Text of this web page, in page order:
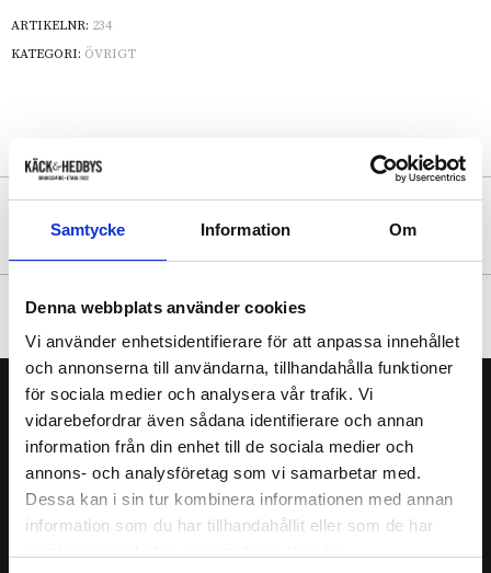
Samtycke Information Om
Denna webbplats använder cookies
Vi använder enhetsidentifierare för att anpassa innehållet
och annonserna till användarna, tillhandahålla funktioner
för sociala medier och analysera vår trafik. Vi
vidarebefordrar även sådana identifierare och annan
information från din enhet till de sociala medier och
annons- och analysföretag som vi samarbetar med.
Dessa kan i sin tur kombinera informationen med annan
information som du har tillhandahållit eller som de har
ARTIKELNR: 234
KATEGORI: ÖVRIGT
NYHETSBREV
FÖLJ OSS
GENVÄGAR
Mitt konto
Tuppstaken